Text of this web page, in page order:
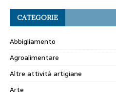
CATEGORIE
Abbigliamento
Agroalimentare
Altre attività artigiane
Arte